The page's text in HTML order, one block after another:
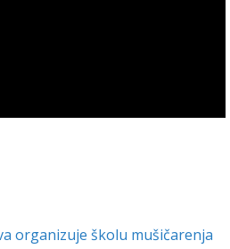
organizuje školu mušičarenja